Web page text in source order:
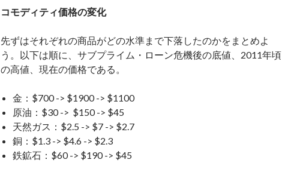
コモディティ価格の変化
先ずはそれぞれの商品がどの水準まで下落したのかをまとめよ
う。以下は順に、サブプライム・ローン危機後の底値、2011年頃
の高値、現在の価格である。
金：$700 -> $1900 -> $1100
原油：$30 -> $150 -> $45
天然ガス：$2.5 -> $7 -> $2.7
銅：$1.3 -> $4.6 -> $2.3
鉄鉱石：$60 -> $190 -> $45